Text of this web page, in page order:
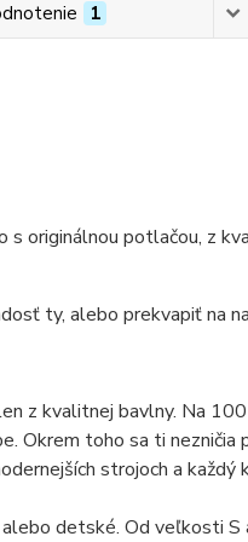
1
originálnou potlačou, z
ty, alebo prekvapiť na
z kvalitnej bavlny. Na
Okrem toho sa ti nezničia
strojoch a každý
detské. Od veľkosti